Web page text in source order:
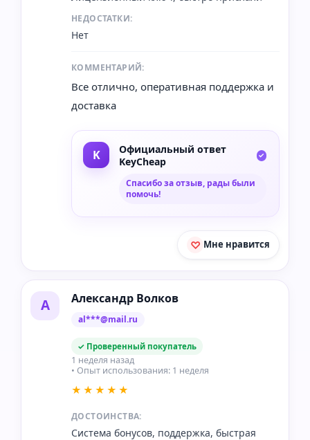
НЕДОСТАТКИ:
Нет
КОММЕНТАРИЙ:
Все отлично, оперативная поддержка и
доставка
Официальный ответ
KeyCheap
Спасибо за отзыв, рады были
помочь!
Мне нравится
А Александр Волков
al***@mail.ru
✓ Проверенный покупатель
1 неделя назад
• Опыт использования: 1 неделя
★★★★★
ДОСТОИНСТВА:
Система бонусов, поддержка, быстрая